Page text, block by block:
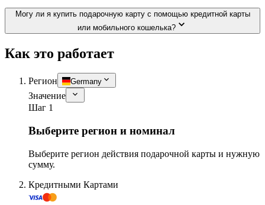
Могу ли я купить подарочную карту с помощью кредитной карты
или мобильного кошелька?
Как это работает
Регион Germany
Значение
Шаг 1
Выберите регион и номинал
Выберите регион действия подарочной карты и нужную
сумму.
Кредитными Картами